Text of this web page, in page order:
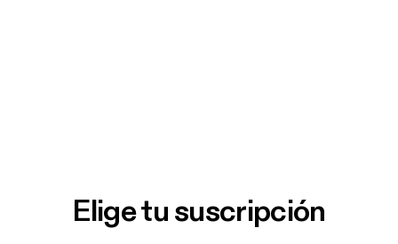
Elige tu suscripción